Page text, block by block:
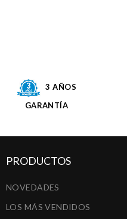
3 AÑOS
GARANTÍA
PRODUCTOS
NOVEDADES
LOS MÁS VENDIDOS